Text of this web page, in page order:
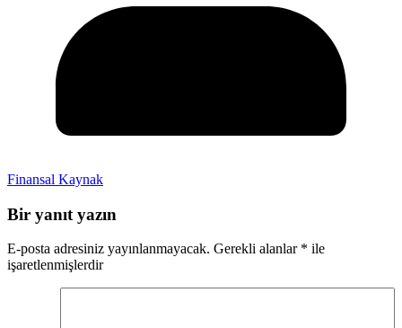
Finansal Kaynak
Bir yanıt yazın
E-posta adresiniz yayınlanmayacak. Gerekli alanlar * ile
işaretlenmişlerdir